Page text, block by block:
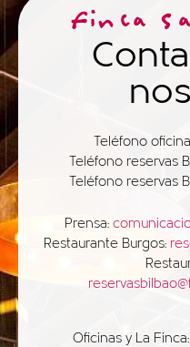
Finca
Teléfono
Teléfono reservas
Teléfono reservas
Prensa:
Restaurante Burgos:
Oficinas y La Finca: